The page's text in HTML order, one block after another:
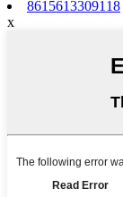
8615613309118
x